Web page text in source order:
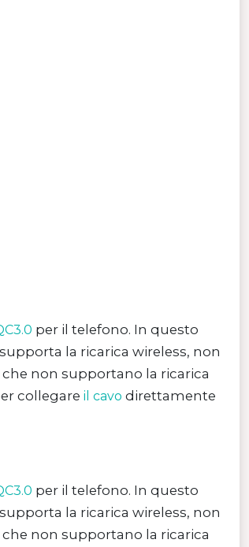
per il telefono. In questo
la ricarica wireless, non
non supportano la ricarica
collegare il cavo direttamente
per il telefono. In questo
la ricarica wireless, non
non supportano la ricarica